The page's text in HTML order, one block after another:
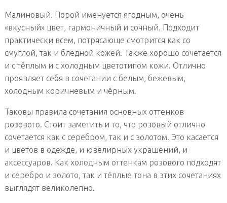
Малиновый. Порой именуется ягодным, очень
«вкусный» цвет, гармоничный и сочный. Подходит
практически всем, потрясающе смотрится как со
смуглой, так и бледной кожей. Также хорошо сочетается
и с тёплым и с холодным цветотипом кожи. Отлично
проявляет себя в сочетании с белым, бежевым,
холодным коричневым и чёрным.
Таковы правила сочетания основных оттенков
розового. Стоит заметить и то, что розовый отлично
сочетается как с серебром, так и с золотом. Это касается
и цветов в одежде, и ювелирных украшений, и
аксессуаров. Как холодным оттенкам розового подходят
и серебро и золото, так и тёплые тона в этих сочетаниях
выглядят великолепно.